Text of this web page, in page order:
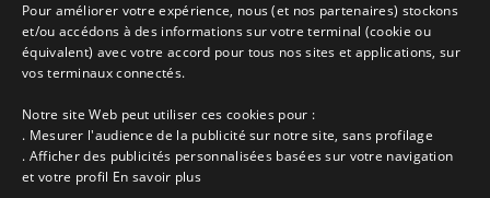
Accueil
Dernières minutes
Découvrir les départements bretons
Qui sommes-nous ?
Espace propriétaire
Ma sélection
Pour améliorer votre expérience, nous (et nos partenaires) stockons
et/ou accédons à des informations sur votre terminal (cookie ou
équivalent) avec votre accord pour tous nos sites et applications, sur
vos terminaux connectés.
Notre site Web peut utiliser ces cookies pour :
. Mesurer l'audience de la publicité sur notre site, sans profilage
. Afficher des publicités personnalisées basées sur votre navigation
et votre profil En savoir plus